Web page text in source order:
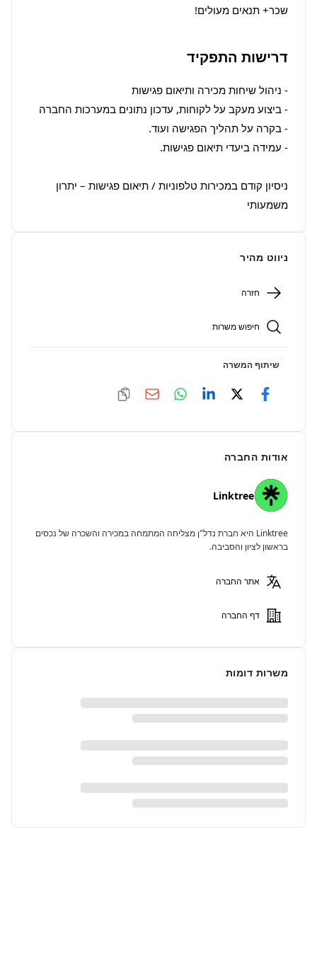
שכר+ תנאים מעולים!
דרישות התפקיד
משמעותי
ניווט מהיר
חזרה
חיפוש משרות
שיתוף המשרה
אודות החברה
Linktree
Linktree היא חברת נדל"ן מצליחה המתמחה במכירה והשכרה של נכסים
בראשון לציון והסביבה.
אתר החברה
דף החברה
משרות דומות